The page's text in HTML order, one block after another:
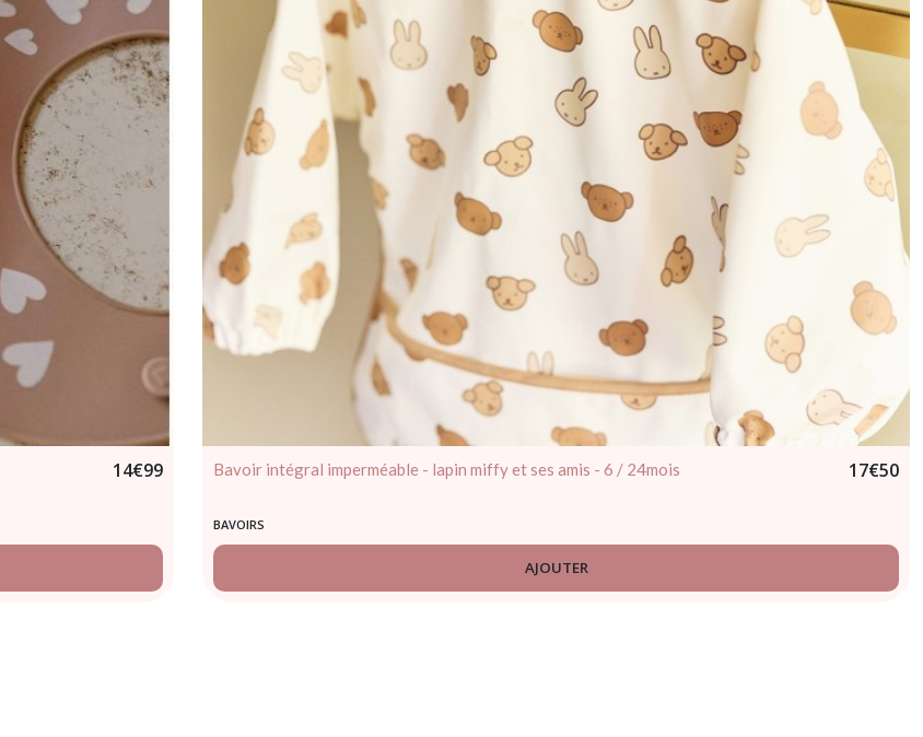
14€99 Bavoir intégral imperméable - lapin miffy et ses amis - 6 / 24mois 17€50
BAVOIRS
AJOUTER